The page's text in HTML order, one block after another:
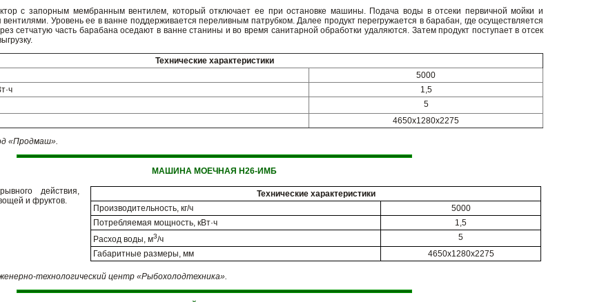
с запорным мембранным вентилем, который отключает ее при остановке машины. Подача воды в отсеки первичной мойки и
вентилями. Уровень ее в ванне поддерживается переливным патрубком. Далее продукт перегружается в барабан, где осуществляется
сетчатую часть барабана оседают в ванне станины и во время санитарной обработки удаляются. Затем продукт поступает в отсек
Технические характеристики
5000
1,5
5
4650x1280x2275
«Продмаш».
МАШИНА МОЕЧНАЯ Н26-ИМБ
действия,
и фруктов.
Технические характеристики
Производительность, кг/ч
5000
Потребляемая мощность, кВт·ч
1,5
Расход воды, м3/ч
5
Габаритные размеры, мм
4650x1280x2275
технологический центр «Рыбохолодтехника».